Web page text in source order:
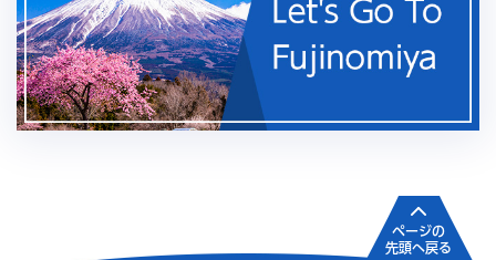
ページの
先頭へ戻る